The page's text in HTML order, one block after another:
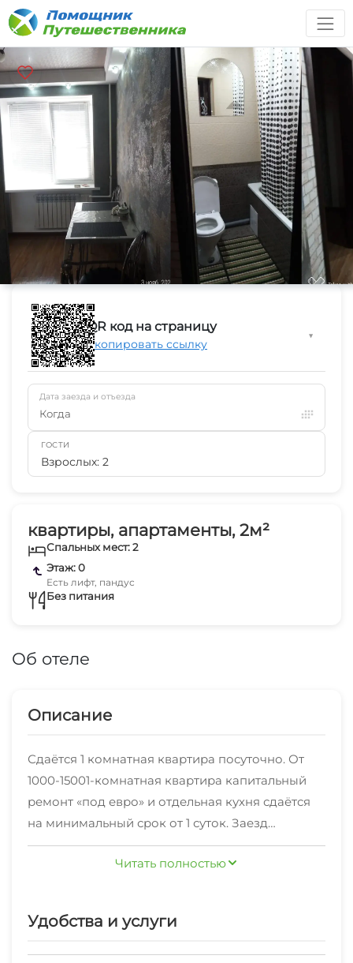
квартиры, апартаменты, 2м²
Спальных мест: 2
Этаж: 0
Есть лифт, пандус
Без питания
Об отеле
Описание
Сдаётся 1 комнатная квартира посуточно. От
1000-15001-комнатная квартира капитальный
ремонт «под евро» и отдельная кухня сдаётся
на минимальный срок от 1 суток. Заезд
после 13:00, отъезд до 12:00
Читать полностью
Удобства и услуги
QR код на страницу
Скопировать ссылку
▼
Дата заезда и отъезда
Когда
ГОСТИ
Взрослых: 2